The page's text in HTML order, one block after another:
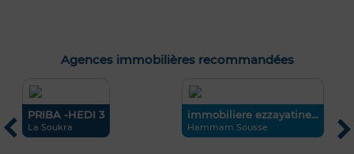
Agences immobilières recommandées
PRIBA -HEDI 3
La Soukra
immobiliere ezzayatine...
Hammam Sousse